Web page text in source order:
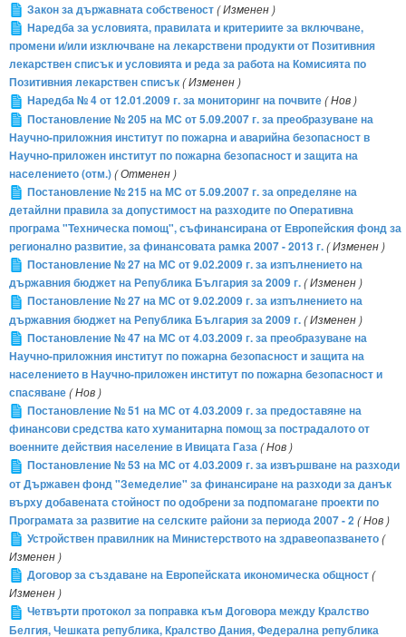
Закон за държавната собственост( Изменен )
Наредба за условията, правилата и критериите за включване,
промени и/или изключване на лекарствени продукти от Позитивния
лекарствен списък и условията и реда за работа на Комисията по
Позитивния лекарствен списък( Изменен )
Наредба № 4 от 12.01.2009 г. за мониторинг на почвите( Нов )
Постановление № 205 на МС от 5.09.2007 г. за преобразуване на
Научно-приложния институт по пожарна и аварийна безопасност в
Научно-приложен институт по пожарна безопасност и защита на
населението (отм.)( Отменен )
Постановление № 215 на МС от 5.09.2007 г. за определяне на
детайлни правила за допустимост на разходите по Oперативна
програма "Техническа помощ", съфинансирана от Европейския фонд за
регионално развитие, за финансовата рамка 2007 - 2013 г.( Изменен )
Постановление № 27 на МС от 9.02.2009 г. за изпълнението на
държавния бюджет на Република България за 2009 г.( Изменен )
Постановление № 27 на МС от 9.02.2009 г. за изпълнението на
държавния бюджет на Република България за 2009 г.( Изменен )
Постановление № 47 на МС от 4.03.2009 г. за преобразуване на
Научно-приложния институт по пожарна безопасност и защита на
населението в Научно-приложен институт по пожарна безопасност и
спасяване( Нов )
Постановление № 51 на МС от 4.03.2009 г. за предоставяне на
финансови средства като хуманитарна помощ за пострадалото от
военните действия население в Ивицата Газа( Нов )
Постановление № 53 на МС от 4.03.2009 г. за извършване на разходи
от Държавен фонд "Земеделие" за финансиране на разходи за данък
върху добавената стойност по одобрени за подпомагане проекти по
Програмата за развитие на селските райони за периода 2007 - 2 ( Нов )
Устройствен правилник на Министерството на здравеопазването(
Изменен )
Договор за създаване на Европейската икономическа общност(
Изменен )
Четвърти протокол за поправка към Договора между Кралство
Белгия, Чешката република, Кралство Дания, Федерална република